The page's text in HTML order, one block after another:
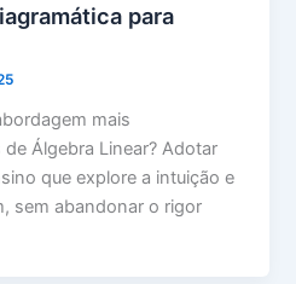
para
mais
de Álgebra Linear? Adotar
que explore a intuição e
sem abandonar o rigor